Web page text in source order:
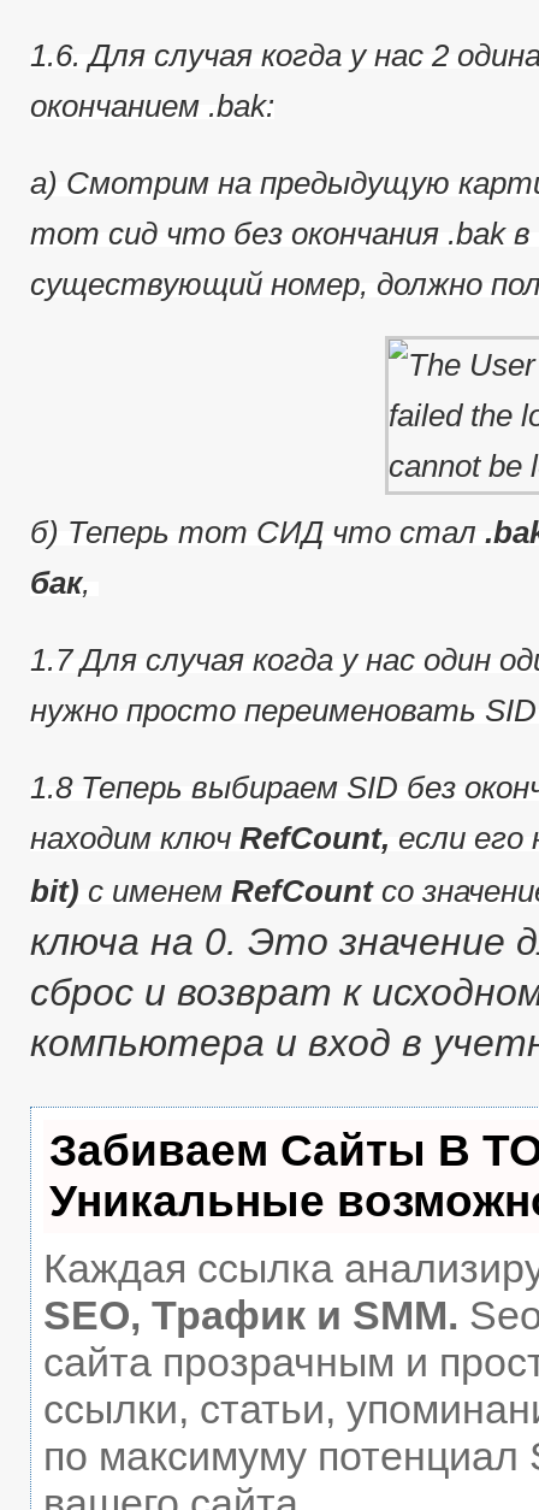
1.6. Для случая когда у нас 2
окончанием .bak:
a) Смотрим на предыдущую
тот сид что без окончания .bak
существующий номер, должно
б) Теперь тот СИД что стал
бак,
1.7 Для случая когда у нас один
нужно просто переименовать
1.8 Теперь выбираем SID без
находим ключ RefCount, если
bit) с именем RefCountсо
ключа на 0. Это значение
сброс и возврат к
компьютера и вход в
Забиваем Сайты В
Уникальные
Каждая ссылка
SEO, Трафик и SMM.
сайта прозрачным и
ссылки, статьи,
по максимуму